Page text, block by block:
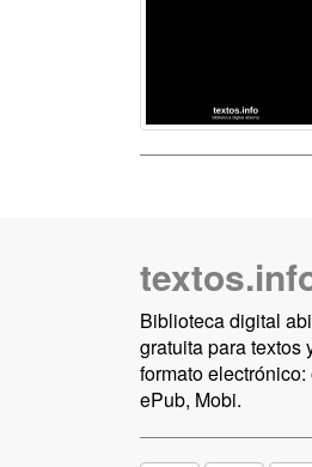
Biblioteca digital
gratuita para textos
formato electrónico:
ePub, Mobi.